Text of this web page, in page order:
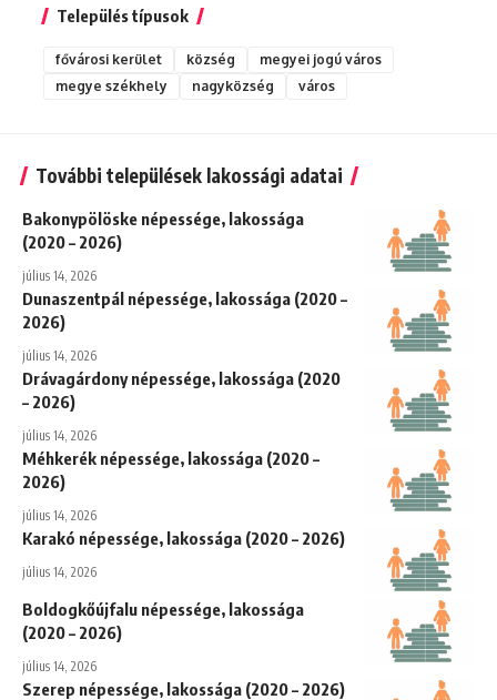
Település típusok
fővárosi kerület község
megyei jogú város
megye székhely
nagyközség város
További települések lakossági adatai
Bakonypölöske népessége, lakossága
(2020 – 2026)
július 14, 2026
Dunaszentpál népessége, lakossága (2020 –
2026)
július 14, 2026
Drávagárdony népessége, lakossága (2020
– 2026)
július 14, 2026
Méhkerék népessége, lakossága (2020 –
2026)
július 14, 2026
Karakó népessége, lakossága (2020 – 2026)
július 14, 2026
Boldogkőújfalu népessége, lakossága
(2020 – 2026)
július 14, 2026
Szerep népessége, lakossága (2020 – 2026)